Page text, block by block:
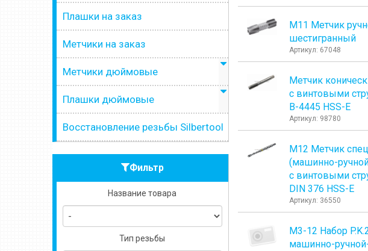
Плашки на заказ
Метчики на заказ
Метчики дюймовые
Плашки дюймовые
Восстановление резьбы Silbertool
Фильтр
Название товара
Тип резьбы
М11 Метчик
шестигранный
Артикул: 67048
Метчик
с винтовыми
B-4445 HSS-E
Артикул: 98780
М12 Метчик
(машинно-
с винтовыми
DIN 376 HSS-E
Артикул: 36550
М3-12 Набор
машинно-